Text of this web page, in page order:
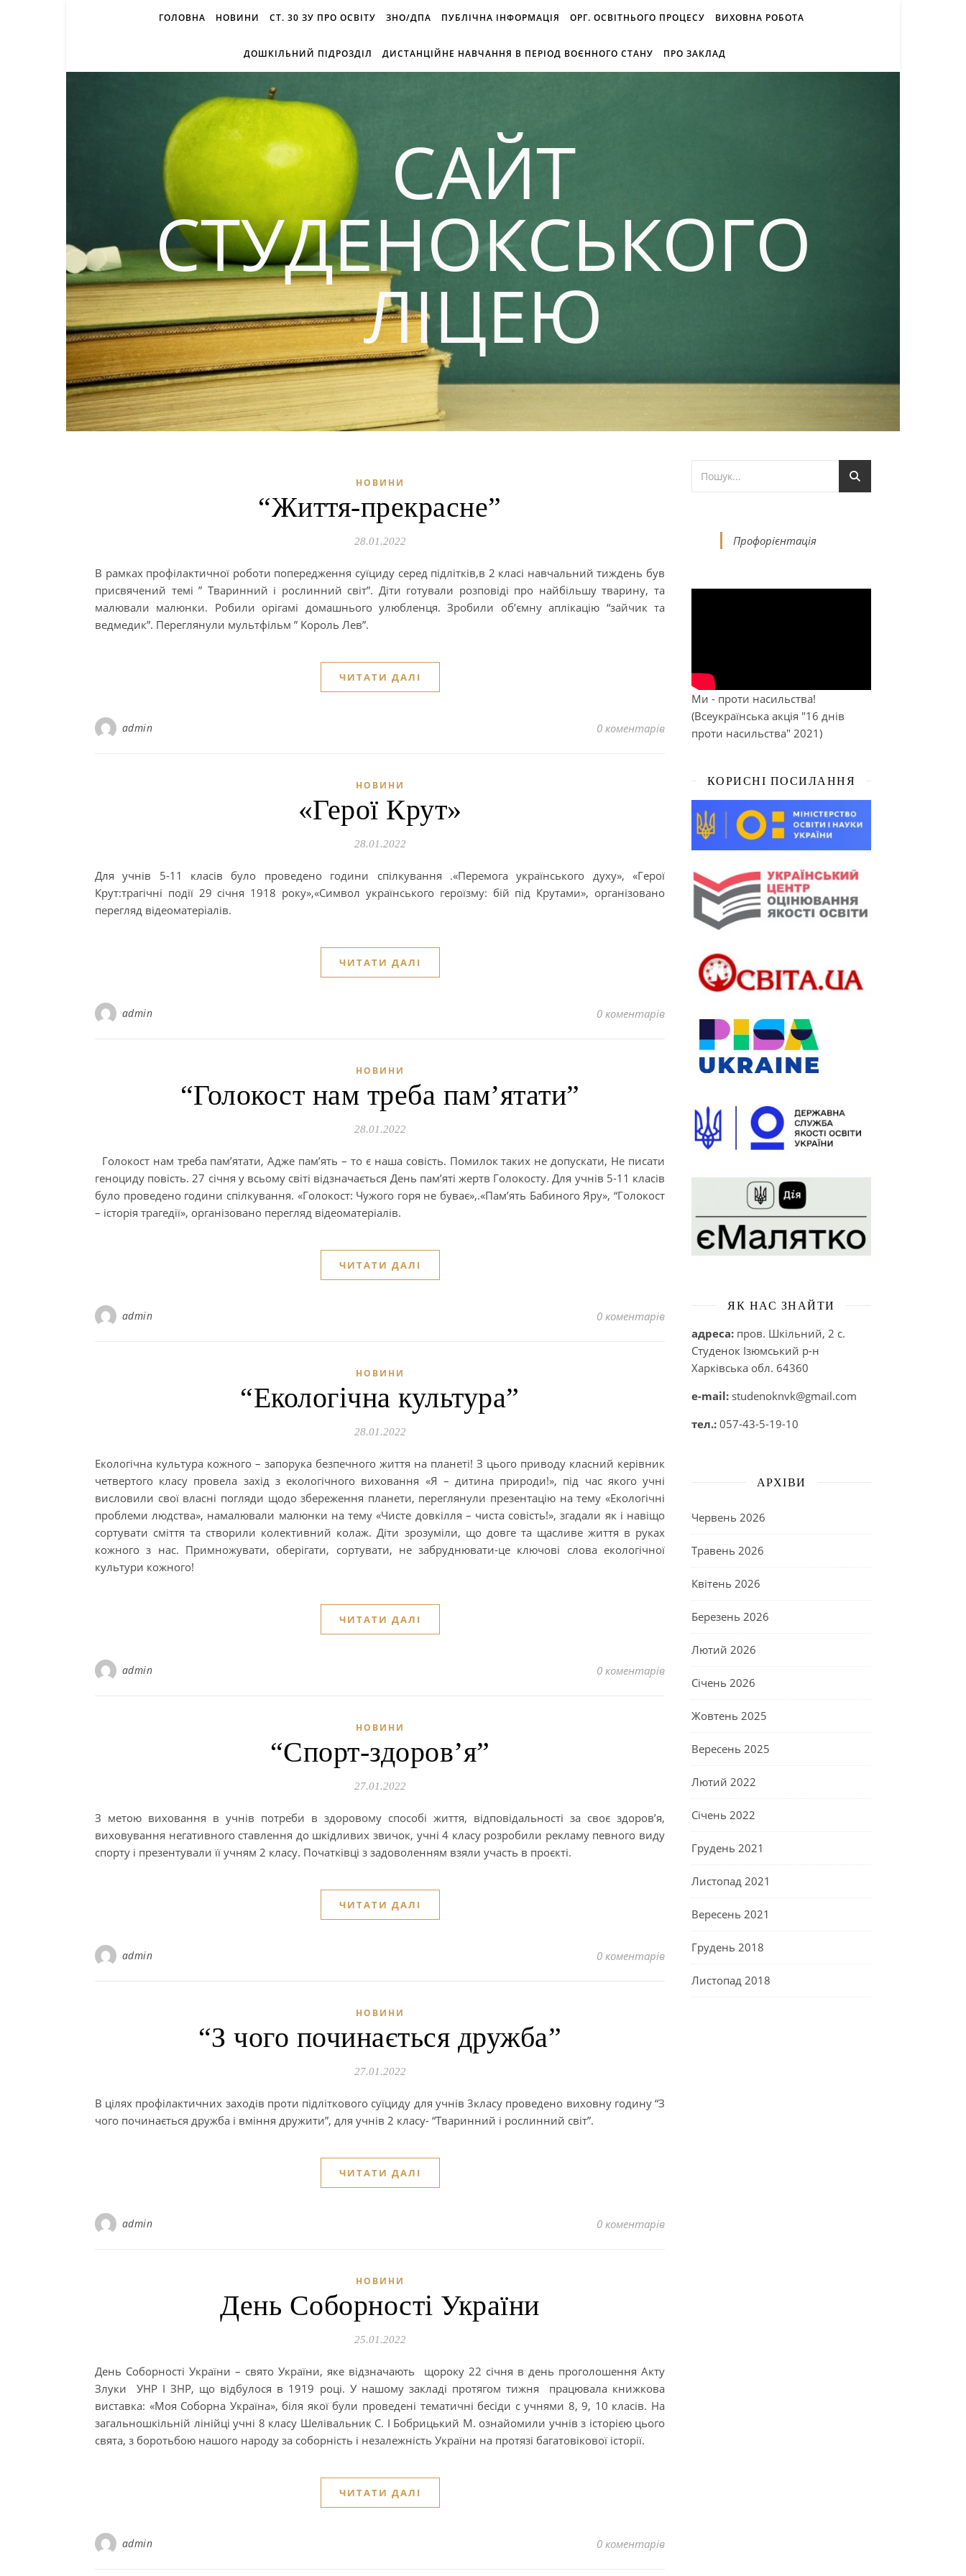
ГОЛОВНА НОВИНИ СТ. 30 ЗУ ПРО ОСВІТУ ЗНО/ДПА ПУБЛІЧНА ІНФОРМАЦІЯ ОРГ. ОСВІТНЬОГО ПРОЦЕСУ ВИХОВНА РОБОТА
ДОШКІЛЬНИЙ ПІДРОЗДІЛ ДИСТАНЦІЙНЕ НАВЧАННЯ В ПЕРІОД ВОЄННОГО СТАНУ ПРО ЗАКЛАД
САЙТ
СТУДЕНОКСЬКОГО
ЛІЦЕЮ
НОВИНИ
“Життя-прекрасне”
28.01.2022
В рамках профілактичної роботи попередження суїциду серед підлітків,в 2 класі навчальний тиждень був
присвячений темі ” Тваринний і рослинний світ”. Діти готували розповіді про найбільшу тварину, та
малювали малюнки. Робили орігамі домашнього улюбленця. Зробили об’ємну аплікацію “зайчик та
ведмедик”. Переглянули мультфільм ” Король Лев”.
ЧИТАТИ ДАЛІ
admin 0 коментарів
НОВИНИ
«Герої Крут»
28.01.2022
Для учнів 5-11 класів було проведено години спілкування .«Перемога українського духу», «Герої
Крут:трагічні події 29 січня 1918 року»,«Символ українського героїзму: бій під Крутами», організовано
перегляд відеоматеріалів.
ЧИТАТИ ДАЛІ
admin 0 коментарів
НОВИНИ
“Голокост нам треба пам’ятати”
28.01.2022
Голокост нам треба пам’ятати, Адже пам’ять – то є наша совість. Помилок таких не допускати, Не писати
геноциду повість. 27 січня у всьому світі відзначається День пам’яті жертв Голокосту. Для учнів 5-11 класів
було проведено години спілкування. «Голокост: Чужого горя не буває»,.«Пам’ять Бабиного Яру», “Голокост
– історія трагедії», організовано перегляд відеоматеріалів.
ЧИТАТИ ДАЛІ
admin 0 коментарів
НОВИНИ
“Екологічна культура”
28.01.2022
Екологічна культура кожного – запорука безпечного життя на планеті! З цього приводу класний керівник
четвертого класу провела захід з екологічного виховання «Я – дитина природи!», під час якого учні
висловили свої власні погляди щодо збереження планети, переглянули презентацію на тему «Екологічні
проблеми людства», намалювали малюнки на тему «Чисте довкілля – чиста совість!», згадали як і навіщо
сортувати сміття та створили колективний колаж. Діти зрозуміли, що довге та щасливе життя в руках
кожного з нас. Примножувати, оберігати, сортувати, не забруднювати-це ключові слова екологічної
культури кожного!
ЧИТАТИ ДАЛІ
admin 0 коментарів
НОВИНИ
“Спорт-здоров’я”
27.01.2022
З метою виховання в учнів потреби в здоровому способі життя, відповідальності за своє здоров’я,
виховування негативного ставлення до шкідливих звичок, учні 4 класу розробили рекламу певного виду
спорту і презентували її учням 2 класу. Початківці з задоволенням взяли участь в проєкті.
ЧИТАТИ ДАЛІ
admin 0 коментарів
НОВИНИ
“З чого починається дружба”
27.01.2022
В цілях профілактичних заходів проти підліткового суїциду для учнів 3класу проведено виховну годину “З
чого починається дружба і вміння дружити”, для учнів 2 класу- “Тваринний і рослинний світ”.
ЧИТАТИ ДАЛІ
admin 0 коментарів
НОВИНИ
День Соборності України
25.01.2022
День Соборності України – свято України, яке відзначають щороку 22 січня в день проголошення Акту
Злуки УНР І ЗНР, що відбулося в 1919 році. У нашому закладі протягом тижня працювала книжкова
виставка: «Моя Соборна Україна», біля якої були проведені тематичні бесіди с учнями 8, 9, 10 класів. На
загальношкільній лінійці учні 8 класу Шелівальник С. І Бобрицький М. ознайомили учнів з історією цього
свята, з боротьбою нашого народу за соборність і незалежність України на протязі багатовікової історії.
ЧИТАТИ ДАЛІ
admin 0 коментарів
Профорієнтація
Ми - проти насильства!
(Всеукраїнська акція "16 днів
проти насильства" 2021)
КОРИСНІ ПОСИЛАННЯ
ЯК НАС ЗНАЙТИ
адреса: пров. Шкільний, 2 с.
Студенок Ізюмський р-н
Харківська обл. 64360
e-mail: studenoknvk@gmail.com
тел.: 057-43-5-19-10
АРХІВИ
Червень 2026
Травень 2026
Квітень 2026
Березень 2026
Лютий 2026
Січень 2026
Жовтень 2025
Вересень 2025
Лютий 2022
Січень 2022
Грудень 2021
Листопад 2021
Вересень 2021
Грудень 2018
Листопад 2018